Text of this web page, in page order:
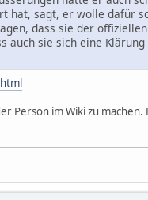
hat, sagt, er wolle dafür
dass sie der
auch sie sich eine Klärung
Person im Wiki zu machen.